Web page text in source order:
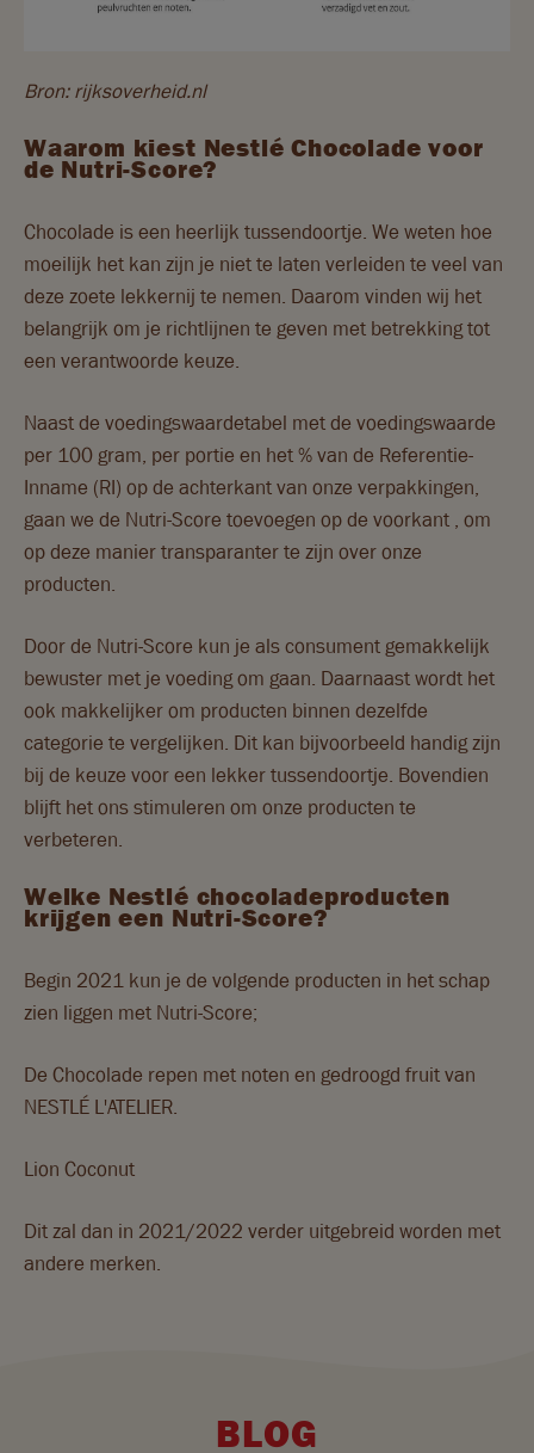
Bron: rijksoverheid.nl
Waarom kiest Nestlé Chocolade voor
de Nutri-Score?
Chocolade is een heerlijk tussendoortje. We weten hoe
moeilijk het kan zijn je niet te laten verleiden te veel van
deze zoete lekkernij te nemen. Daarom vinden wij het
belangrijk om je richtlijnen te geven met betrekking tot
een verantwoorde keuze.
Naast de voedingswaardetabel met de voedingswaarde
per 100 gram, per portie en het % van de Referentie-
Inname (RI) op de achterkant van onze verpakkingen,
gaan we de Nutri-Score toevoegen op de voorkant , om
op deze manier transparanter te zijn over onze
producten.
Door de Nutri-Score kun je als consument gemakkelijk
bewuster met je voeding om gaan. Daarnaast wordt het
ook makkelijker om producten binnen dezelfde
categorie te vergelijken. Dit kan bijvoorbeeld handig zijn
bij de keuze voor een lekker tussendoortje. Bovendien
blijft het ons stimuleren om onze producten te
verbeteren.
Welke Nestlé chocoladeproducten
krijgen een Nutri-Score?
Begin 2021 kun je de volgende producten in het schap
zien liggen met Nutri-Score;
De Chocolade repen met noten en gedroogd fruit van
NESTLÉ L'ATELIER.
Lion Coconut
Dit zal dan in 2021/2022 verder uitgebreid worden met
andere merken.
BLOG